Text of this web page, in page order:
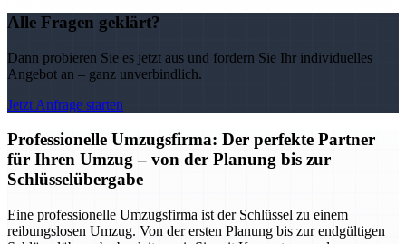
Alle Fragen geklärt?
Dann probieren Sie es jetzt aus und fordern Sie Ihr individuelles
Angebot an – ganz unverbindlich.
Jetzt Anfrage starten
Professionelle Umzugsfirma: Der perfekte Partner
für Ihren Umzug – von der Planung bis zur
Schlüsselübergabe
Eine professionelle Umzugsfirma ist der Schlüssel zu einem
reibungslosen Umzug. Von der ersten Planung bis zur endgültigen